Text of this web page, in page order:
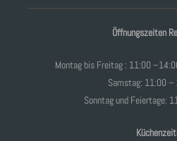
Öffnungszeiten
Montag bis Freitag : 11:00
Samstag: 11:00 –
Sonntag und Feiertage: